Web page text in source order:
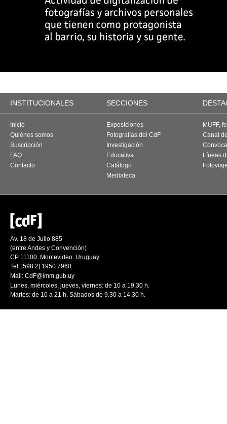
INSTITUCIONALES SECCIONES
Inicio
Quiénes somos
Suscripción
FAQ
Contacto
Exposiciones
Fotografías del CdF
Investigación
Educativa
Catálogo
Mediateca
MUFF,
Canal
Líneas
Av. 18 de Julio 885
(entre Andes y Convención)
CP 11100. Montevideo. Uruguay
Tel: [598 2] 1950 7960
Mail: CdF@imm.gub.uy
Lunes, miércoles, jueves, viernes: de 10 a 19.30 h.
Martes: de 10 a 21 h. Sábados de 9.30 a 14.30 h.